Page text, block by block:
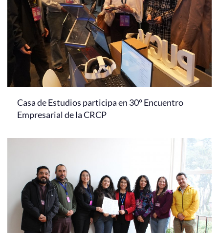
Casa de Estudios participa en 30° Encuentro
Empresarial de la CRCP